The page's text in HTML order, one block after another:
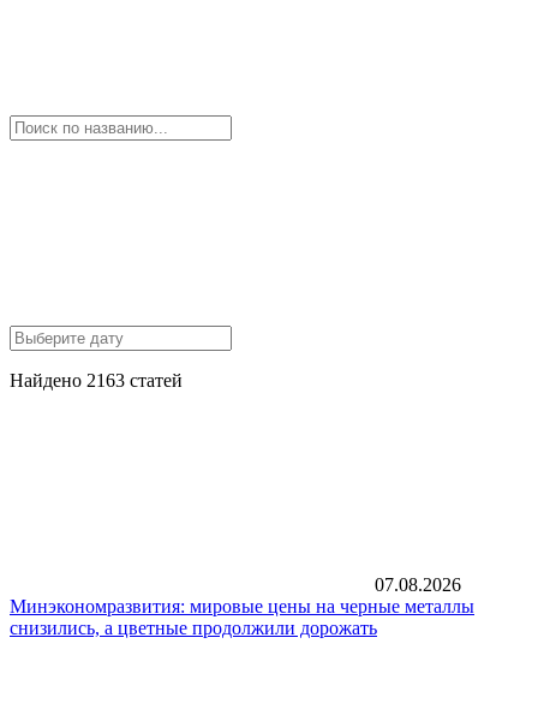
Найдено 2163 статей
07.08.2026
Минэкономразвития: мировые цены на черные металлы
снизились, а цветные продолжили дорожать